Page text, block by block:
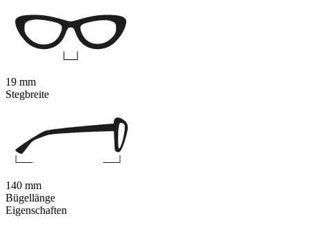
Eigenschaften
19 mm
Stegbreite
140 mm
Bügellänge